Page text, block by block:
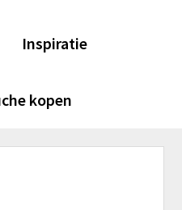
Inspiratie
kopen